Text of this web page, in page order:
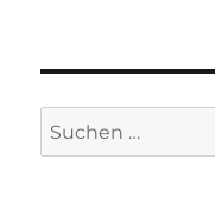
Suchen
nach: